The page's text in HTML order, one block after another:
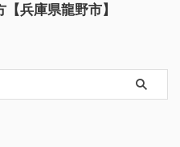
兵庫県龍野市】